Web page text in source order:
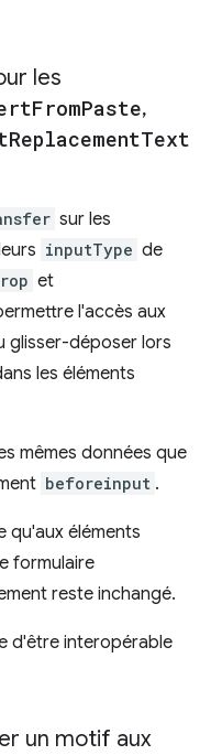
les
FromPaste,
ReplacementText
sur les
inputType de
et
l'accès aux
glisser-déposer lors
les éléments
mêmes données que
beforeinput .
qu'aux éléments
formulaire
reste inchangé.
d'être interopérable
un motif aux